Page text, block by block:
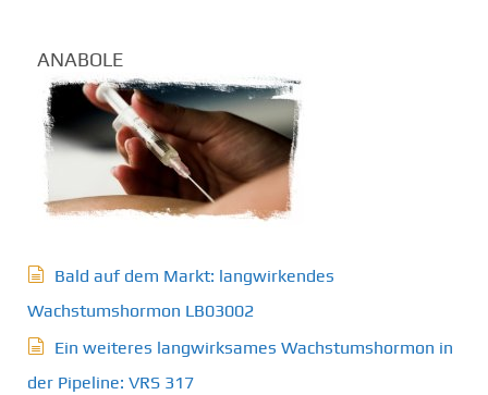
ANABOLE
Bald auf dem Markt: langwirkendes
Wachstumshormon LB03002
Ein weiteres langwirksames Wachstumshormon in
der Pipeline: VRS 317